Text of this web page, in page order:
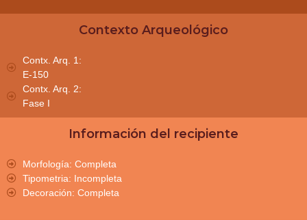
Contexto Arqueológico
Contx. Arq. 1:
E-150
Contx. Arq. 2:
Fase I
Información del recipiente
Morfología: Completa
Tipometria: Incompleta
Decoración: Completa